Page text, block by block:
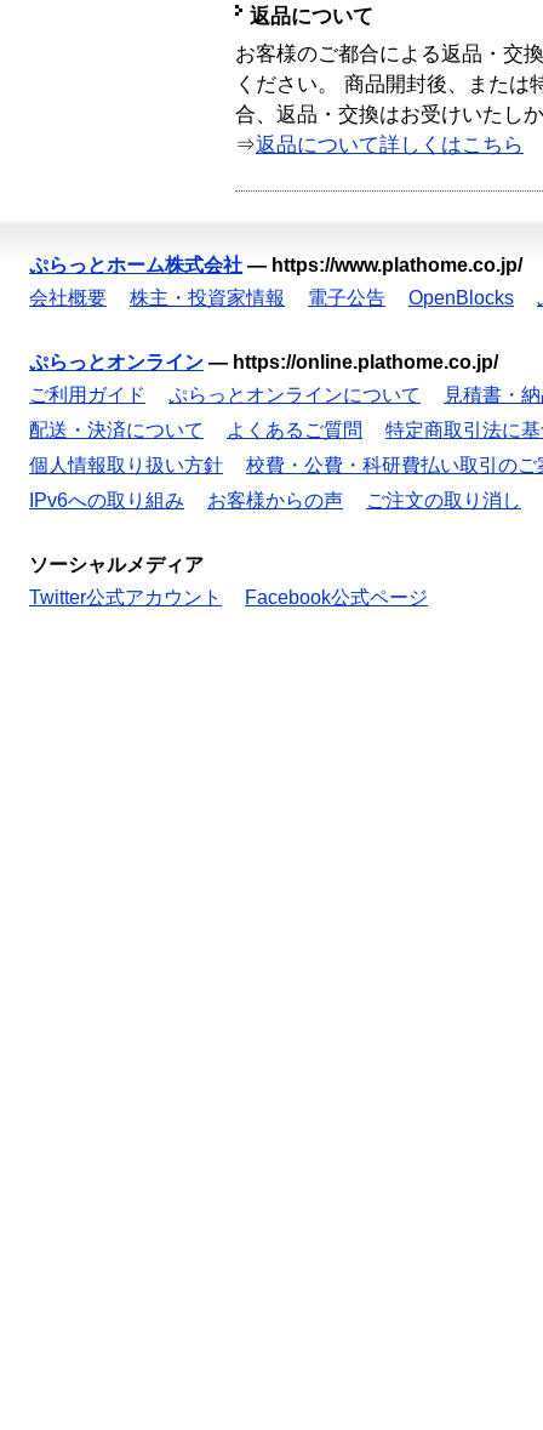
返品について
お客様のご都合による返品・交
ください。 商品開封後、または
合、返品・交換はお受けいたし
⇒返品について詳しくはこちら
ぷらっとホーム株式会社 — https://www.plathome.co.jp/
会社概要
株主・投資家情報 電子公告 OpenBlocks
ぷらっとオンライン — https://online.plathome.co.jp/
ご利用ガイド
ぷらっとオンラインについて
見積書・
配送・決済について
よくあるご質問
特定商取引法に
個人情報取り扱い方針
校費・公費・科研費払い取引のご
IPv6への取り組み
お客様からの声 ご注文の取り消し
ソーシャルメディア
Twitter公式アカウント
Facebook公式ページ